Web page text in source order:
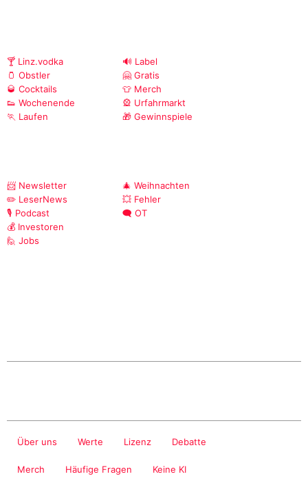
🍸 Linz.vodka
🫙 Obstler
🥃 Cocktails
👟 Wochenende
🏃 Laufen
🔊 Label
🤗 Gratis
👕 Merch
🎡 Urfahrmarkt
🎁 Gewinnspiele
📨 Newsletter
✏️ LeserNews
🎙️ Podcast
💰 Investoren
🙋 Jobs
🎄 Weihnachten
💥 Fehler
🗨️ OT
Über uns Werte Lizenz Debatte
Merch Häufige Fragen Keine KI